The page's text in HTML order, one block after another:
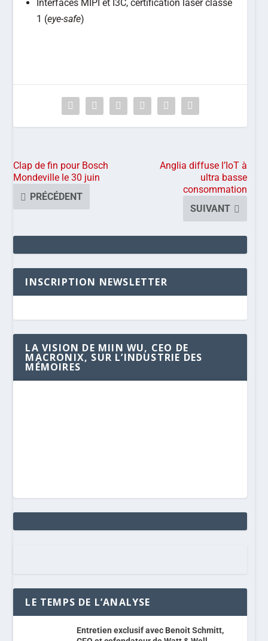
Interfaces MIPI et I3C, certification laser classe
1 (eye-safe)
Clap de fin pour Bosch
Mondeville le 30 juin
PRÉCÉDENT
Anglia diffuse l’IoT à
ultra basse
consommation
SUIVANT
INSCRIPTION NEWSLETTER
LA VISION DE MIIN WU, CEO DE
MACRONIX, SUR L’INDUSTRIE DES
MÉMOIRES
LE TEMPS DE L’ANALYSE
Entretien exclusif avec Benoit Schmitt,